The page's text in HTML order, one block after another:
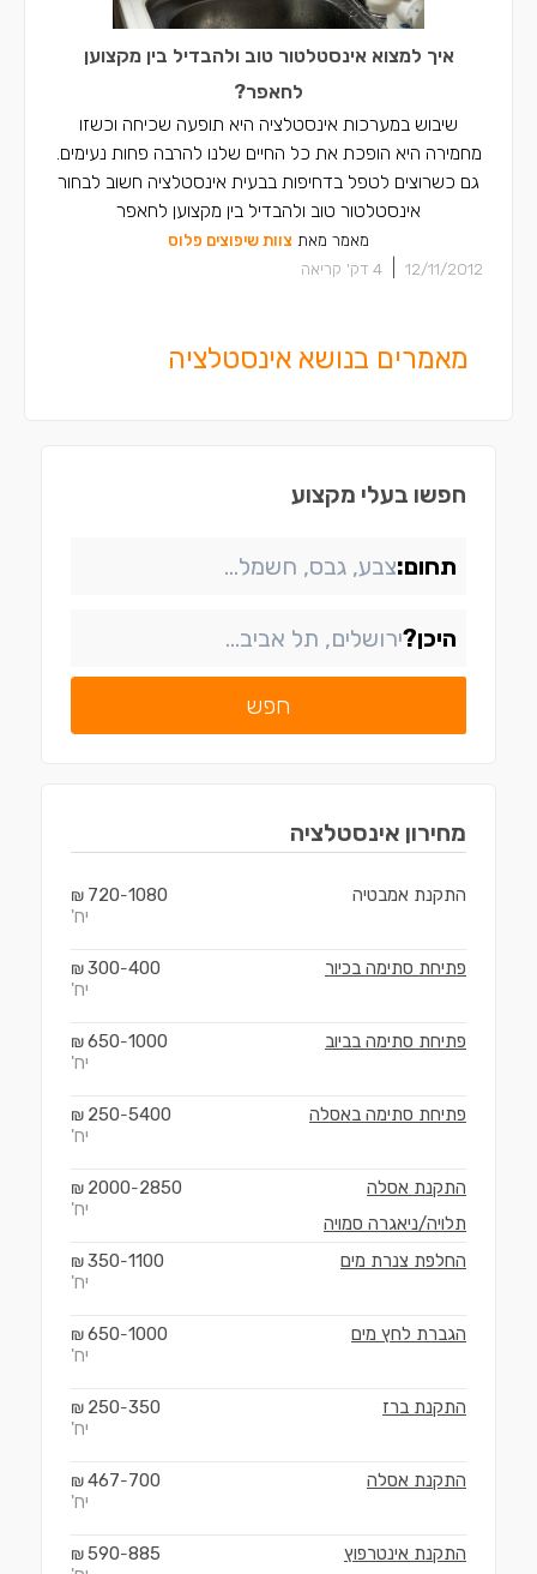
איך למצוא אינסטלטור טוב ולהבדיל בין מקצוען
לחאפר?
שיבוש במערכות אינסטלציה היא תופעה שכיחה וכשזו
מחמירה היא הופכת את כל החיים שלנו להרבה פחות נעימים.
גם כשרוצים לטפל בדחיפות בבעית אינסטלציה חשוב לבחור
אינסטלטור טוב ולהבדיל בין מקצוען לחאפר
מאמר מאת צוות שיפוצים פלוס
12/11/2012
4 דק' קריאה
מאמרים בנושא אינסטלציה
חפשו בעלי מקצוע
תחום:
היכן?
חפש
מחירון אינסטלציה
התקנת אמבטיה 720-1080
₪
יח'
פתיחת סתימה בכיור 300-400
₪
יח'
פתיחת סתימה בביוב 650-1000
₪
יח'
פתיחת סתימה באסלה 250-5400
₪
יח'
התקנת אסלה
תלויה/ניאגרה סמויה
2000-2850
₪
יח'
החלפת צנרת מים 350-1100
₪
יח'
הגברת לחץ מים 650-1000
₪
יח'
התקנת ברז 250-350
₪
יח'
התקנת אסלה 467-700
₪
יח'
התקנת אינטרפוץ 590-885
₪